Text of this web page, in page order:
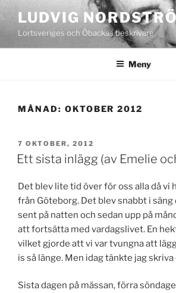
Hoppa
till
innehåll
LUDVIG
Lortsveriges och Öbackas beskrivare
Meny
MÅNAD: OKTOBER 2012
PUBLICERAT
7 OKTOBER, 2012
Ett sista inlägg (av Emelie
Det blev lite tid över för oss alla då vi
från Göteborg. Det blev snabbt i säng
sent på natten och sedan upp på
att fortsätta med vardagslivet. En
vilket gjorde att vi var tvungna att
is så länge. Men idag tänkte jag
Sista dagen på mässan, förra